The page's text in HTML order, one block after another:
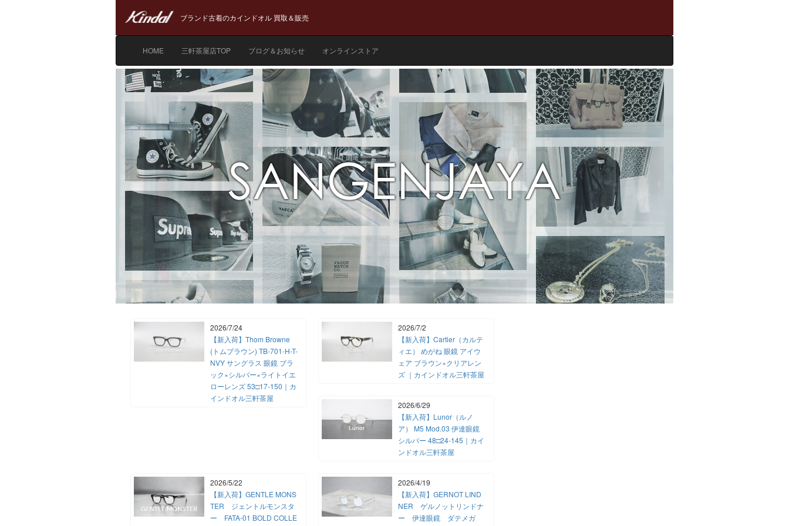
ブランド古着のカインドオル 買取＆販売
HOME 三軒茶屋店TOP ブログ＆お知らせ オンラインストア
2026/7/24
【新入荷】Thom Browne
(トムブラウン) TB-701-H-T-
NVY サングラス 眼鏡 ブラ
ック×シルバー×ライトイエ
ローレンズ 53□17-150｜カ
インドオル三軒茶屋
2026/7/2
【新入荷】Cartier（カルテ
ィエ） めがね 眼鏡 アイウ
ェア ブラウン×クリアレン
ズ ｜カインドオル三軒茶屋
2026/6/29
【新入荷】Lunor（ルノ
ア） M5 Mod.03 伊達眼鏡
シルバー 48□24-145｜カイ
ンドオル三軒茶屋
2026/5/22
【新入荷】GENTLE MONS
TER ジェントルモンスタ
ー FATA-01 BOLD COLLE
2026/4/19
【新入荷】GERNOT LIND
NER ゲルノットリンドナ
ー 伊達眼鏡 ダテメガ